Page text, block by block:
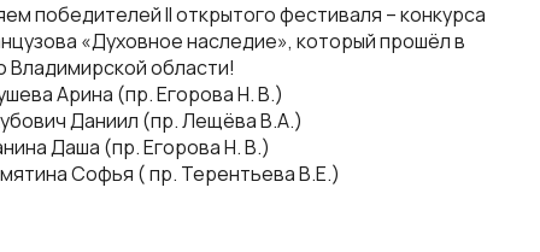
победителей II открытого фестиваля – конкурса
«Духовное наследие», который прошёл в
Владимирской области!
Арина (пр. Егорова Н. В.)
Даниил (пр. Лещёва В.А.)
Даша (пр. Егорова Н. В.)
Софья ( пр. Терентьева В.Е.)